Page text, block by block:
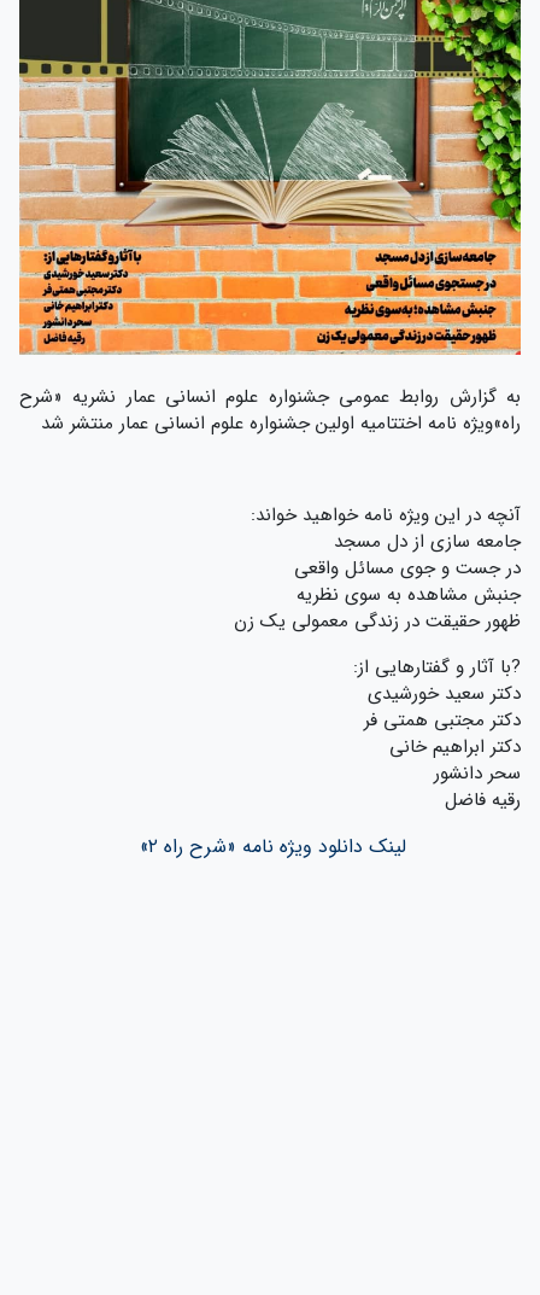
به گزارش روابط عمومی جشنواره علوم انسانی عمار نشریه «شرح
راه»ویژه نامه اختتامیه اولین جشنواره علوم انسانی عمار منتشر شد
آنچه در این ویژه نامه خواهید خواند:
جامعه سازی از دل مسجد
در جست و جوی مسائل واقعی
جنبش مشاهده به سوی نظریه
ظهور حقیقت در زندگی معمولی یک زن
?با آثار و گفتارهایی از:
دکتر سعید خورشیدی
دکتر مجتبی همتی فر
دکتر ابراهیم خانی
سحر دانشور
رقیه فاضل
لینک دانلود ویژه نامه «شرح راه ۲»